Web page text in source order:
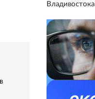
Владивостока